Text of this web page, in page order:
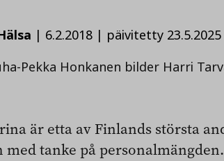
| 6.2.2018| päivitetty 23.5.2025
Pekka Honkanen bilder Harri
är etta av Finlands största
med tanke på